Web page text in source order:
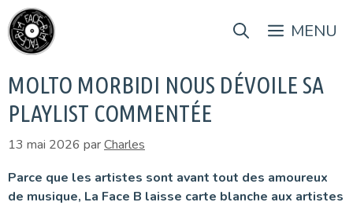
Aller
au
contenu
MENU
MOLTO MORBIDI NOUS DÉVOILE SA
PLAYLIST COMMENTÉE
13 mai 2026 parCharles
Parce que les artistes sont avant tout des amoureux
de musique, La Face B laisse carte blanche aux artistes